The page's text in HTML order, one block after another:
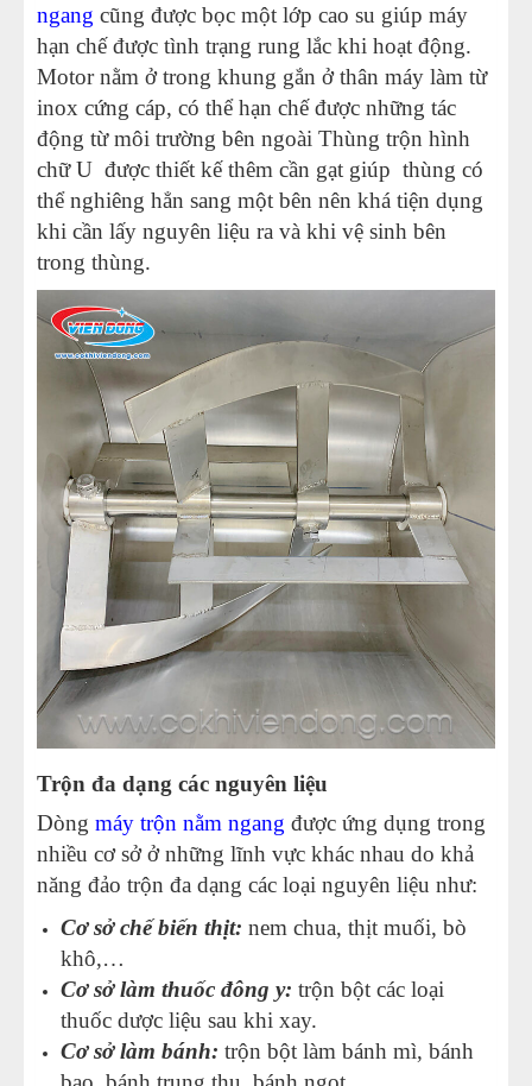
ngang cũng được bọc một lớp cao su giúp máy
hạn chế được tình trạng rung lắc khi hoạt động.
Motor nằm ở trong khung gắn ở thân máy làm từ
inox cứng cáp, có thể hạn chế được những tác
động từ môi trường bên ngoài Thùng trộn hình
chữ U được thiết kế thêm cần gạt giúp thùng có
thể nghiêng hẳn sang một bên nên khá tiện dụng
khi cần lấy nguyên liệu ra và khi vệ sinh bên
trong thùng.
Trộn đa dạng các nguyên liệu
Dòng máy trộn nằm ngang được ứng dụng trong
nhiều cơ sở ở những lĩnh vực khác nhau do khả
năng đảo trộn đa dạng các loại nguyên liệu như:
Cơ sở chế biến thịt: nem chua, thịt muối, bò
khô,…
Cơ sở làm thuốc đông y: trộn bột các loại
thuốc dược liệu sau khi xay.
Cơ sở làm bánh: trộn bột làm bánh mì, bánh